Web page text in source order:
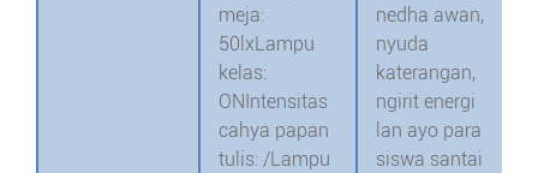
meja:
50lxLampu
kelas:
ON Intensitas
cahya papan
tulis: /Lampu
nedha awan,
nyuda
katerangan,
ngirit energi
lan ayo para
siswa santai